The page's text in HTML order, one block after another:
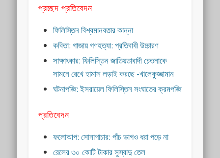
প্রচ্ছদ প্রতিবেদন
ফিলিস্তিন বিশ্বমানবতার কান্না
কবিতা: গাজায় গণহত্যা: প্রতিবাধী উচ্চারণ
সাক্ষাৎকার: ফিলিস্তিন জাতিয়তাবাদী চেতনাকে
সামনে রেখে হামাস লড়াই করছে -খালেকুজ্জামান
ঘটনাপজ্ঞি: ইসরায়েল ফিলিস্তিন সংঘাতের ক্রমপজ্ঞি
প্রতিবেদন
ফলোআপ: সোনাপাচার: পাঁচ ভাগও ধরা পড়ে না
রেলের ৩০ কোটি টাকার সুস্বাদু তেল